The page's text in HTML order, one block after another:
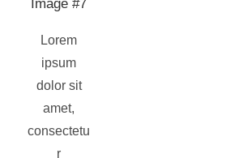
Image #7
Lorem
ipsum
dolor sit
amet,
consectetu
r